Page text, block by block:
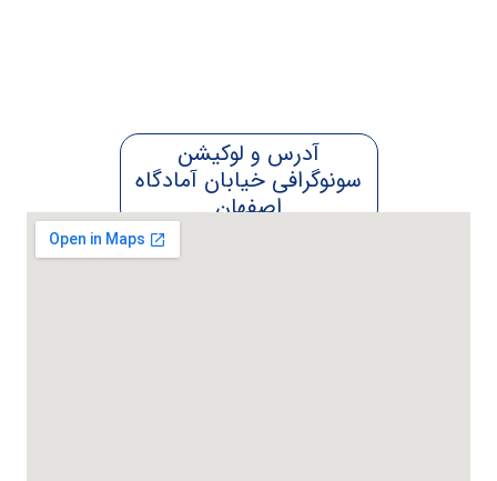
آدرس و لوکیشن
سونوگرافی خیابان آمادگاه
اصفهان